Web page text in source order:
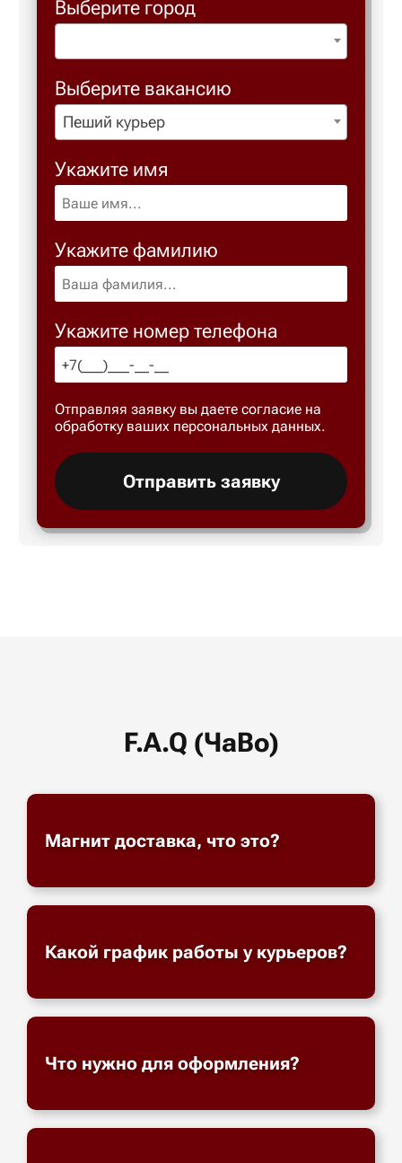
Выберите город
Выберите вакансию
Пеший курьер
Укажите имя
Укажите фамилию
Укажите номер телефона
Отправляя заявку вы даете согласие на
обработку ваших персональных данных.
Отправить заявку
F.A.Q (ЧаВо)
Магнит доставка, что это?
Какой график работы у курьеров?
Что нужно для оформления?